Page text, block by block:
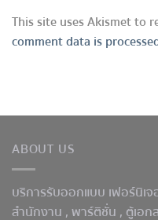
This site uses Akismet to
comment data is
ABOUT US
บริการรับออกแบบ เฟอร์นิเ
สำนักงาน , พาร์ติชั่น , ตู้เอก